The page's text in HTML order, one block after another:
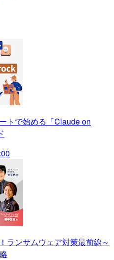
トで始める「Claude on
ランサムウェア対策最前線～